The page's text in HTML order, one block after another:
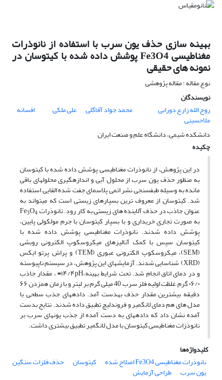
بهینه سازی حذف یون سرب با استفاده از نانوذرات
مغناطیسی Fe3O4 پوشش داده شده با کیتوسان در
نمونه های حقیقی
نوع مقاله : مقاله پژوهشی
نویسندگان
روح الله زارع دورابی
محمد جواد آقاگلی علی ملکی افسانه
ملاحسینی
دانشکده شیمی، دانشگاه علم و صنعت ایران
چکیده
در این پژوهش، از نانوذرات مغناطیسی پوشش داده شده با کیتوسان
به منظور حذف یون سرب از محلول آبی و اندازه­گیری محلول­های باقی
مانده به وسیله طبف­سنجی نشر اتمی پلاسمای جفت شده القایی استفاده
شد. کیتوسان از معروف ترین بسپارهای زیستی است که می­تواند به
عنوان جاذب در حذف آلاینده های زیستی به کار رود. نانوذرات Fe 3O4
به صورت تجاری خریداری و با بسپار کیتوسان با جرم مولکولی پایین،
پوشش داده شدند. نانوذرات مغناطیسی پوشش داده شده با
کیتوسان سپس با کمک آنالیزهای میکروسکوپ الکترونی روبشی
(SEM)، میکروسکوپ الکترونی عبوری (TEM) و پراش پرتو ایکس
(XRD) شناسایی شدند. آزمایش­های این پژوهش، در سیستم ناپیوسته
و در دمای اتاق انجام شد. تحت شرایط بهینه،۱۴/۴pH =، مقدار جاذب
۰۶/۰ گرم غلظت اولیه فلز سرب 40 میلی گرم بر لیتر و با زمان هم­زدن ۶۶
دقیقه بیشترین مقدار حذف به­دست آمد. داده­های جذب سطحی با
مدل های هم دمای لانگمیر و فروندلیچ تطبیق داده شدند. نتایج بدست
آمده نشان داد که داده­های به دست آمده از جذب یون­های سرب بر
نانوذزات مغناطیسی کیتوسان با مدل لانگمیر تطبیق بیشتری داشت.
کلیدواژه‌ها
نانوذرات مغناطیسی Fe3O4 اصلاح شده
کیتوسان حذف فلزات سنگین
یون سرب
طراحی آزمایش